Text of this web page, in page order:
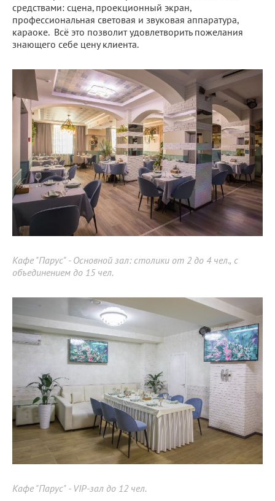
средствами: сцена, проекционный экран,
профессиональная световая и звуковая аппаратура,
караоке. Всё это позволит удовлетворить пожелания
знающего себе цену клиента.
Кафе "Парус" - Основной зал: столики от 2 до 4 чел., с
объединением до 15 чел.
Кафе "Парус" - VIP-зал до 12 чел.